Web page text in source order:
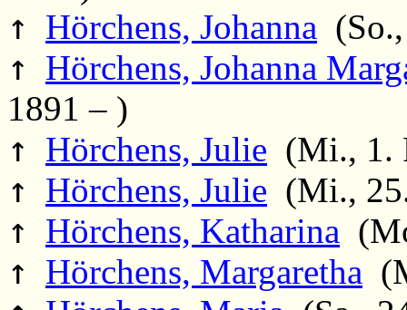
↑ Hörchens, Johanna
↑ Hörchens, Johanna
1891 – )
↑ Hörchens, Julie (Mi., 1.
↑ Hörchens, Julie (Mi.,
↑ Hörchens, Katharina
↑ Hörchens, Margaretha